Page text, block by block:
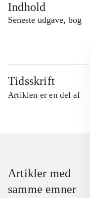
Indhold
Seneste udgave, bog
Tidsskrift
Artiklen er en del af
Artikler med
samme emner